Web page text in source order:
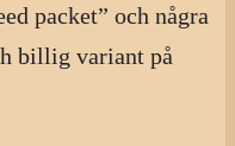
packet” och några
billig variant på